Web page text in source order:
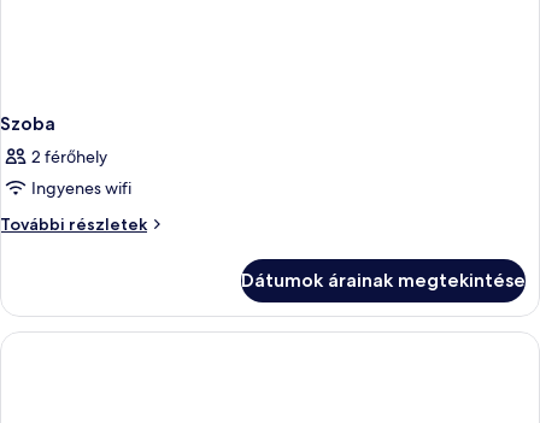
Szoba
2 férőhely
Ingyenes wifi
További részletek
Szoba
Dátumok árainak megtekintése